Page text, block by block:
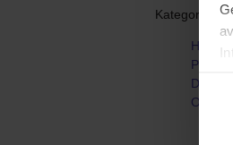
Kategorier:
Hjem
Parfyme